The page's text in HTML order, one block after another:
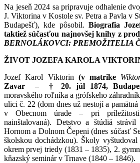
Na jeseň 2024 sa pripravuje odhalenie
J. Viktorina v Kostole sv. Petra a Pavla v
Budapešť), kde pôsobil. Biografia
taktiež súčasťou najnovšej knihy z
BERNOLÁKOVCI: PREMOŽITELIA
ŽIVOT JOZEFA KAROLA
Jozef Karol Viktorin (v matrike
Zavar – † 20. júl 1874,
moravského roľníka a grófskeho
ulici č. 22 (dom dnes už nestojí a
v Obecnom úrade – pri
nainštalovaná). Detstvo a štúdiá
Hornom a Dolnom Čepeni (dnes súčasť
školskou dochádzkou). Školy vyštudoval
okrem prvej triedy (1831 – 1835), 2.
kňazský seminár v Trnave (1840 – 1846).